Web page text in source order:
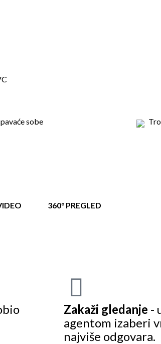
sobe
360° PREGLED
Zakaži gledanje -
agentom izaberi
najviše odgovara.